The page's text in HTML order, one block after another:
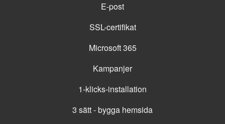
E-post
SSL-certifikat
Microsoft 365
Kampanjer
1-klicks-installation
3 sätt - bygga hemsida